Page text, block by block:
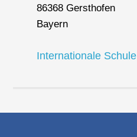
86368 Gersthofen
Bayern
Internationale Schule